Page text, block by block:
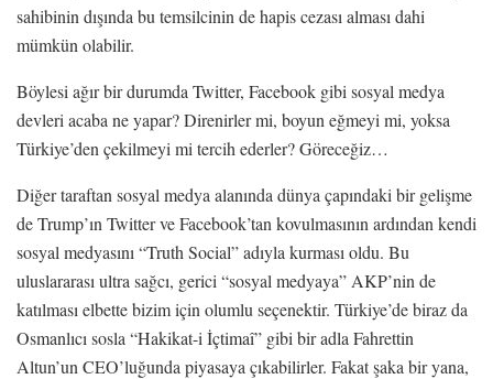
sahibinin dışında bu temsilcinin de hapis cezası alması dahi
mümkün olabilir.
Böylesi ağır bir durumda Twitter, Facebook gibi sosyal medya
devleri acaba ne yapar? Direnirler mi, boyun eğmeyi mi, yoksa
Türkiye’den çekilmeyi mi tercih ederler? Göreceğiz…
Diğer taraftan sosyal medya alanında dünya çapındaki bir gelişme
de Trump’ın Twitter ve Facebook’tan kovulmasının ardından kendi
sosyal medyasını “Truth Social” adıyla kurması oldu. Bu
uluslararası ultra sağcı, gerici “sosyal medyaya” AKP’nin de
katılması elbette bizim için olumlu seçenektir. Türkiye’de biraz da
Osmanlıcı sosla “Hakikat-i İçtimaî” gibi bir adla Fahrettin
Altun’un CEO’luğunda piyasaya çıkabilirler. Fakat şaka bir yana,